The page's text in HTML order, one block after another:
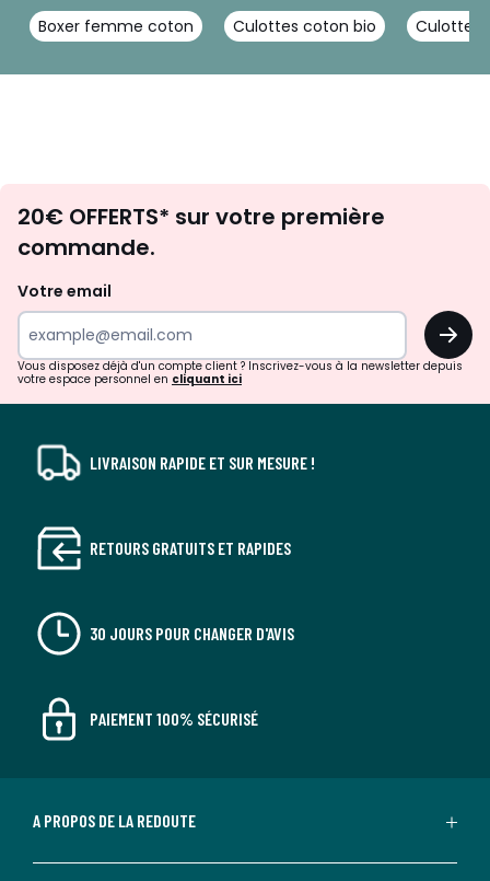
Boxer femme coton Culottes coton bio Culotte
d'inspirations
surprises?
20€ OFFERTS* sur votre première
commande.
Votre email
OK
Vous disposez déjà d'un compte client ? Inscrivez-vous à la newsletter depuis
votre espace personnel en cliquant ici
LIVRAISON RAPIDE ET SUR MESURE !
RETOURS GRATUITS ET RAPIDES
30 JOURS POUR CHANGER D'AVIS
PAIEMENT 100% SÉCURISÉ
A PROPOS DE LA REDOUTE